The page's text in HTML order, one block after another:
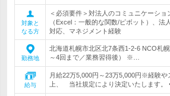
対象と
なる方
＜必須要件＞対法人のコミュニケーショ
（Excel：一般的な関数/ピボット）、法
対応、マネジメント経験
勤務地
北海道札幌市北区北7条西1-2-6 NCO札
～4回まで／業務習得後） ※…
給与
月給22万5,000円～23万5,000円※経験や
上、 当社規定により決定いたします